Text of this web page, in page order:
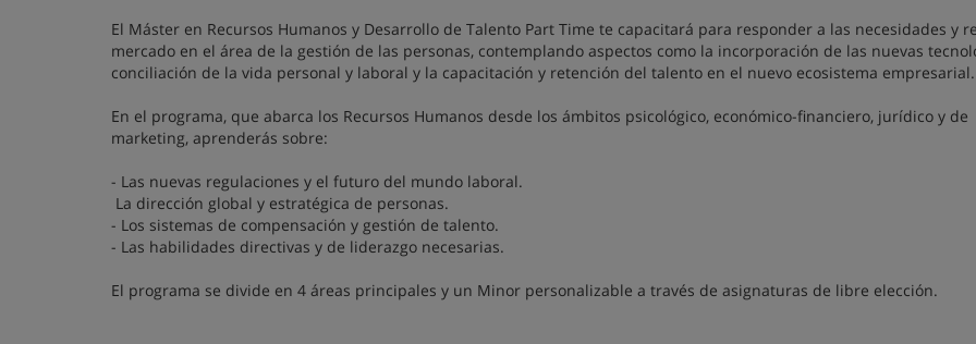
El Máster en Recursos Humanos y Desarrollo de Talento Part Time te capacitará para responder a las necesidades y
mercado en el área de la gestión de las personas, contemplando aspectos como la incorporación de las nuevas
conciliación de la vida personal y laboral y la capacitación y retención del talento en el nuevo ecosistema empresarial.
En el programa, que abarca los Recursos Humanos desde los ámbitos psicológico, económico-financiero, jurídico y de
marketing, aprenderás sobre:
- Las nuevas regulaciones y el futuro del mundo laboral.
La dirección global y estratégica de personas.
- Los sistemas de compensación y gestión de talento.
- Las habilidades directivas y de liderazgo necesarias.
El programa se divide en 4 áreas principales y un Minor personalizable a través de asignaturas de libre elección.